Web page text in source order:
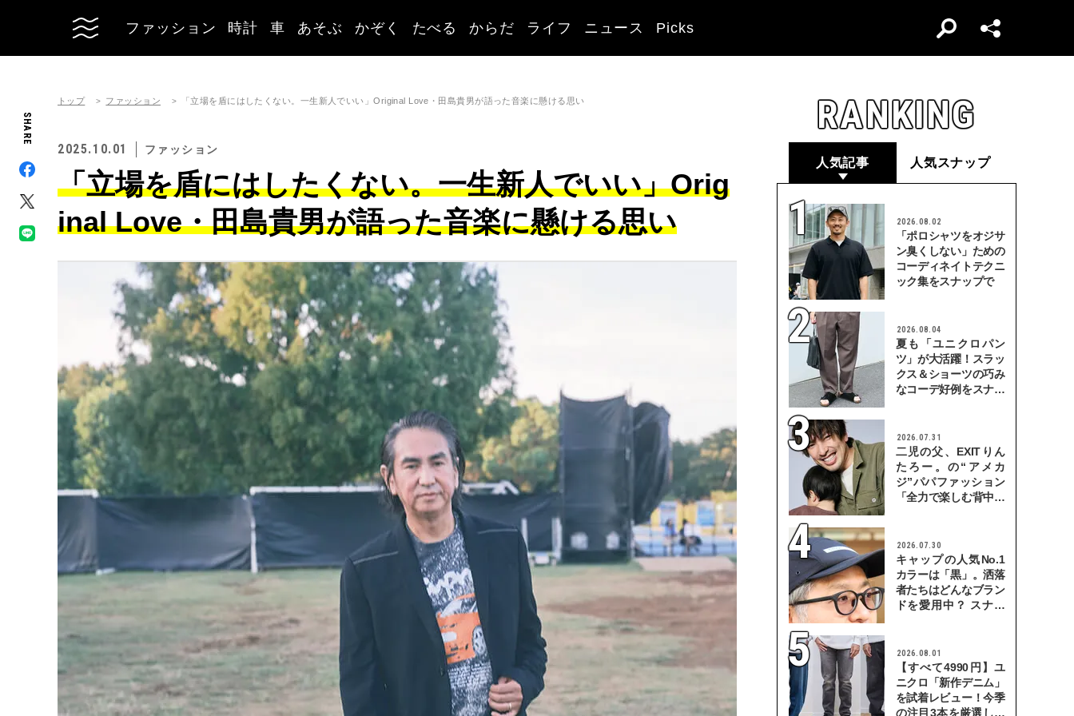
ファッション 時計 車 あそぶ かぞく たべる からだ ライフ ニュース Picks
SHARE
トップ ファッション 「立場を盾にはしたくない。一生新人でいい」Original Love・田島貴男が語った音楽に懸ける思い
2025.10.01 ファッション
「立場を盾にはしたくない。一生新人でいい」Orig
inal Love・田島貴男が語った音楽に懸ける思い
RANKING
人気記事 人気スナップ
2026.08.02
「ポロシャツをオジサ
ン臭くしない」ための
コーディネイトテクニ
ック集をスナップで
2026.08.04
夏も「ユニクロパン
ツ」が大活躍！スラッ
クス＆ショーツの巧み
なコーデ好例をスナッ
2026.07.31
二児の父、EXITりん
たろー。の“アメカ
ジ”パパファッション
「全力で楽しむ背中を
2026.07.30
キャップの人気No.1
カラーは「黒」。洒落
者たちはどんなブラン
ドを愛用中？ スナッ
2026.08.01
【すべて4990円】ユ
ニクロ「新作デニム」
を試着レビュー！今季
の注目3本を厳選して